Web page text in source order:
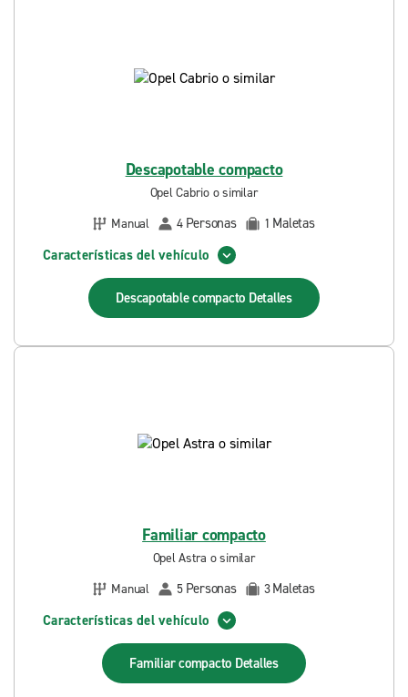
Descapotable compacto
Opel Cabrio o similar
Manual
4 Personas 1 Maletas
Características del vehículo
Descapotable compacto Detalles
Familiar compacto
Opel Astra o similar
Manual
5 Personas 3Maletas
Características del vehículo
Familiar compacto Detalles